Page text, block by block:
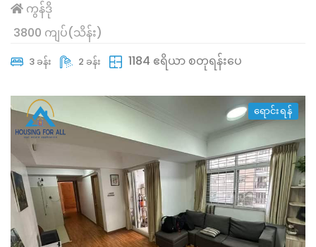
ကွန်ဒို
3800 ကျပ်(သိန်း)
3 ခန်း 2 ခန်း 1184 ဧရိယာ စတုရန်းပေ
ရောင်းရန်